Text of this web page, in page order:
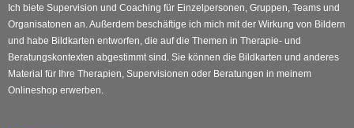
Ich biete Supervision und Coaching für Einzelpersonen, Gruppen, Teams und
Organisatonen an. Außerdem beschäftige ich mich mit der Wirkung von Bildern
und habe Bildkarten entworfen, die auf die Themen in Therapie- und
Beratungskontexten abgestimmt sind. Sie können die Bildkarten und anderes
Material für Ihre Therapien, Supervisionen oder Beratungen in meinem
Onlineshop erwerben.